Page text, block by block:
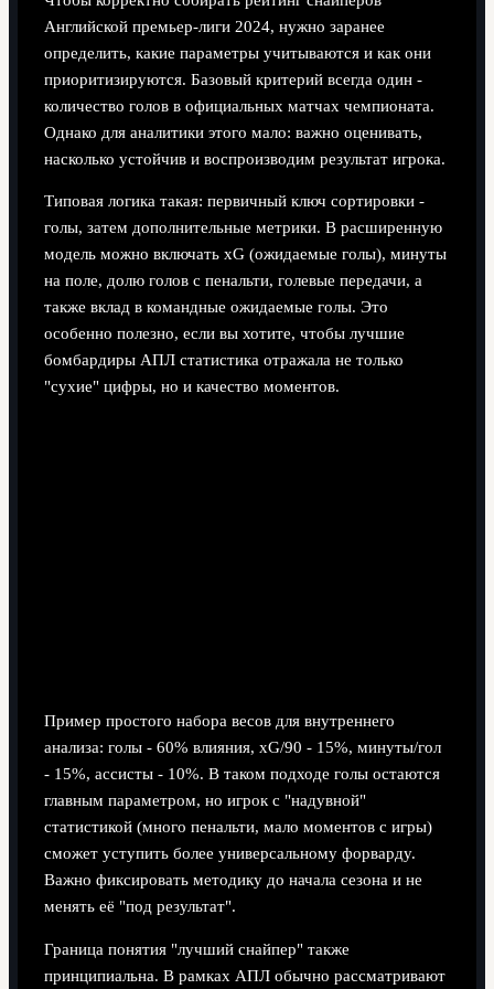
Английской премьер-лиги 2024, нужно заранее
определить, какие параметры учитываются и как они
приоритизируются. Базовый критерий всегда один -
количество голов в официальных матчах чемпионата.
Однако для аналитики этого мало: важно оценивать,
насколько устойчив и воспроизводим результат игрока.
Типовая логика такая: первичный ключ сортировки -
голы, затем дополнительные метрики. В расширенную
модель можно включать xG (ожидаемые голы), минуты
на поле, долю голов с пенальти, голевые передачи, а
также вклад в командные ожидаемые голы. Это
особенно полезно, если вы хотите, чтобы лучшие
бомбардиры АПЛ статистика отражала не только
"сухие" цифры, но и качество моментов.
Пример простого набора весов для внутреннего
анализа: голы - 60% влияния, xG/90 - 15%, минуты/гол
- 15%, ассисты - 10%. В таком подходе голы остаются
главным параметром, но игрок с "надувной"
статистикой (много пенальти, мало моментов с игры)
сможет уступить более универсальному форварду.
Важно фиксировать методику до начала сезона и не
менять её "под результат".
Граница понятия "лучший снайпер" также
принципиальна. В рамках АПЛ обычно рассматривают